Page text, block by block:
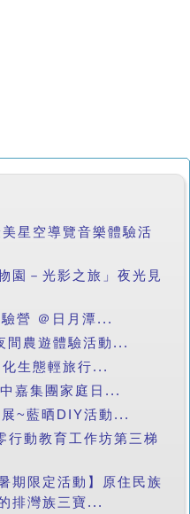
星空導覽音樂體驗活
園－光影之旅」夜光見
營 ＠日月潭...
間農遊體驗活動...
化生態輕旅行...
嘉集團家庭日...
~藍晒DIY活動...
行動教育工作坊第三梯
期限定活動】原住民族
排灣族三寶...